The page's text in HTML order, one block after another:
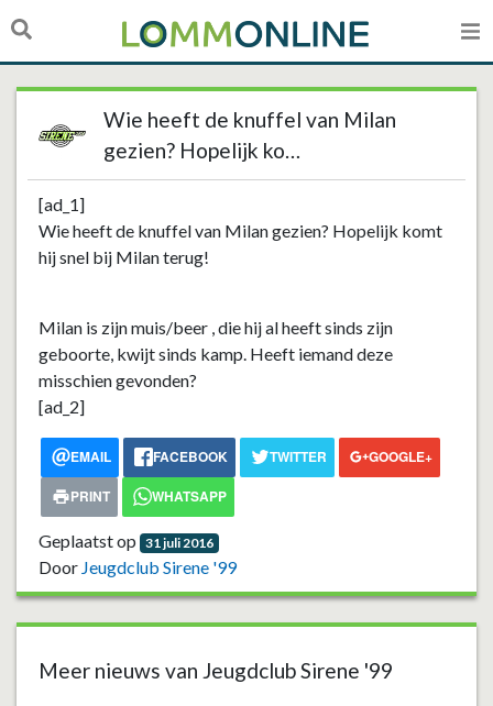
Wie heeft de knuffel van Milan
gezien? Hopelijk ko…
[ad_1]
Wie heeft de knuffel van Milan gezien? Hopelijk komt
hij snel bij Milan terug!
Milan is zijn muis/beer , die hij al heeft sinds zijn
geboorte, kwijt sinds kamp. Heeft iemand deze
misschien gevonden?
[ad_2]
EMAIL FACEBOOK TWITTER
GOOGLE+
PRINT
WHATSAPP
Geplaatst op 31 juli 2016
Door Jeugdclub Sirene '99
Meer nieuws van Jeugdclub Sirene '99